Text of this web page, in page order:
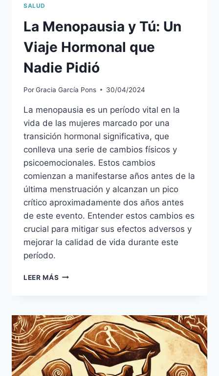
SALUD
La Menopausia y Tú: Un
Viaje Hormonal que
Nadie Pidió
PorGracia García Pons 30/04/2024
La menopausia es un período vital en la
vida de las mujeres marcado por una
transición hormonal significativa, que
conlleva una serie de cambios físicos y
psicoemocionales. Estos cambios
comienzan a manifestarse años antes de la
última menstruación y alcanzan un pico
crítico aproximadamente dos años antes
de este evento. Entender estos cambios es
crucial para mitigar sus efectos adversos y
mejorar la calidad de vida durante este
período.
LEER MÁS LA
UN
VIAJE
HORMONAL
QUE
NADIE
PIDIÓ